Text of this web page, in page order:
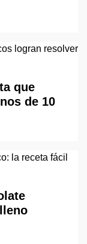
que
de 10